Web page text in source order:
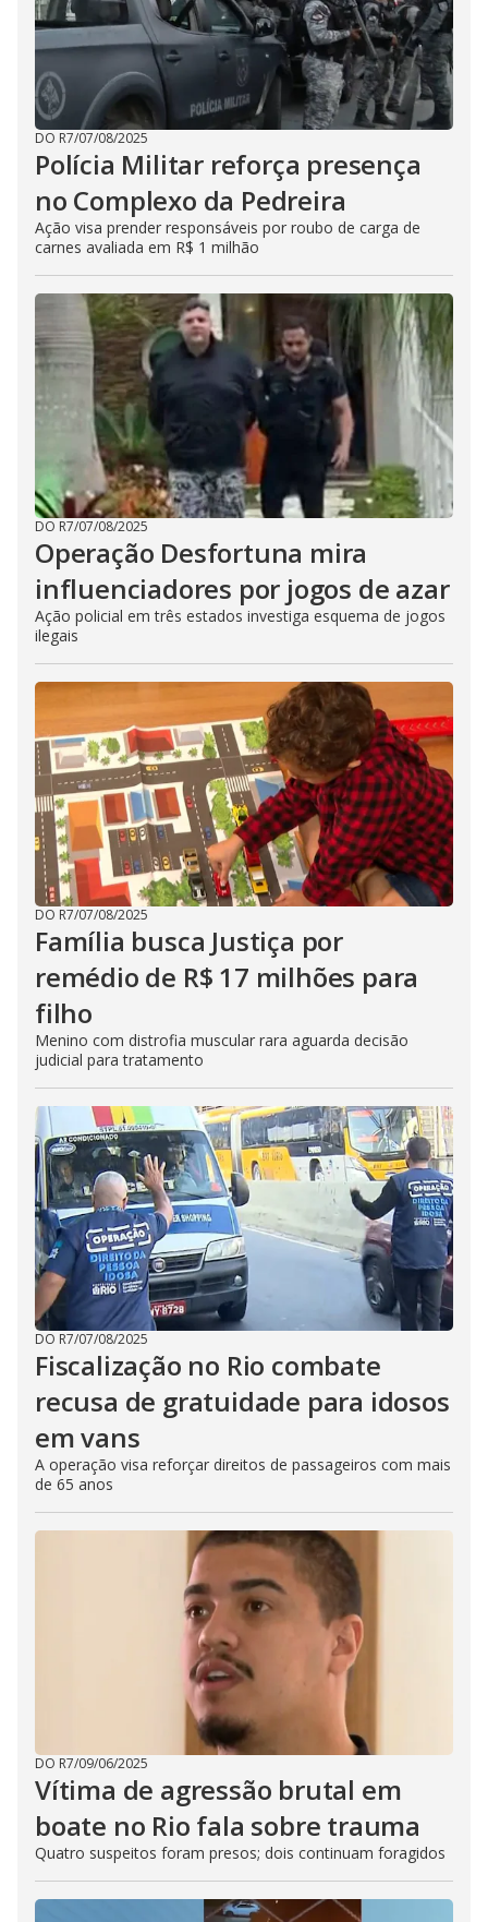
DO R7/07/08/2025
Polícia Militar reforça presença
no Complexo da Pedreira
Ação visa prender responsáveis por roubo de carga de
carnes avaliada em R$ 1 milhão
DO R7/07/08/2025
Operação Desfortuna mira
influenciadores por jogos de azar
Ação policial em três estados investiga esquema de jogos
ilegais
DO R7/07/08/2025
Família busca Justiça por
remédio de R$ 17 milhões para
filho
Menino com distrofia muscular rara aguarda decisão
judicial para tratamento
DO R7/07/08/2025
Fiscalização no Rio combate
recusa de gratuidade para idosos
em vans
A operação visa reforçar direitos de passageiros com mais
de 65 anos
DO R7/09/06/2025
Vítima de agressão brutal em
boate no Rio fala sobre trauma
Quatro suspeitos foram presos; dois continuam foragidos